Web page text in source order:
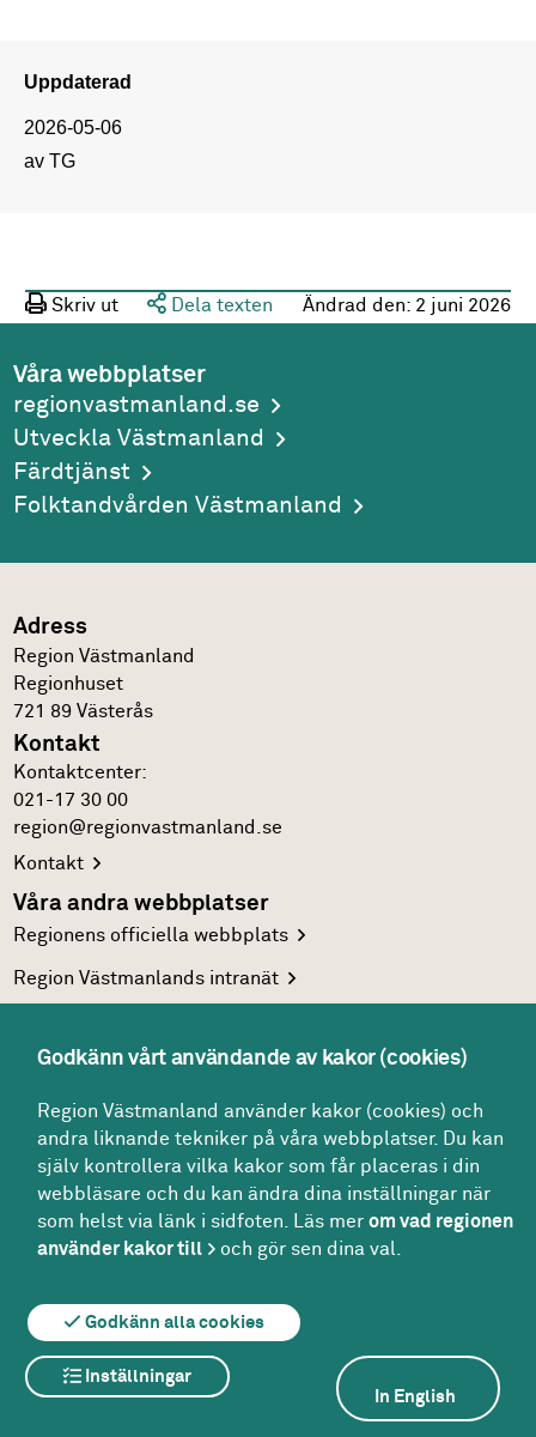
Uppdaterad
2026-05-06
av TG
Skriv ut Dela texten Ändrad den: 2 juni 2026
Våra webbplatser
regionvastmanland.se
Utveckla Västmanland
Färdtjänst
Folktandvården Västmanland
Adress
Region Västmanland
Regionhuset
721 89 Västerås
Kontakt
Kontakt­center:
021-17 30 00
region@regionvastmanland.se
Kontakt
Våra andra webbplatser
Regionens officiellawebbplats
Region Västmanlandsintranät
Facebook
Twitter
Youtube
Godkänn vårt användande av kakor (cookies)
Region Västmanland använder kakor (cookies) och
andra liknande tekniker på våra webbplatser. Du kan
själv kontrollera vilka kakor som får placeras i din
webbläsare och du kan ändra dina inställningar när
som helst via länk i sidfoten. Läs merom vad regionen
använder kakor till
och gör sen dina val.
Godkänn alla cookies
Inställningar
In English